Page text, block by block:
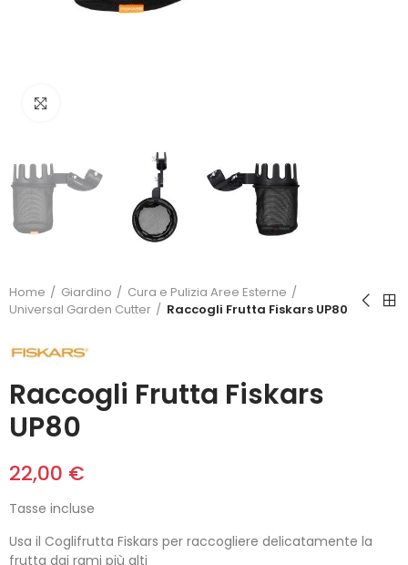
Home Giardino
Cura e Pulizia Aree Esterne
Universal Garden Cutter
Raccogli Frutta Fiskars UP80
Raccogli Frutta Fiskars
UP80
22,00 €
Tasse incluse
Usa il Coglifrutta Fiskars per raccogliere delicatamente la
frutta dai rami più alti